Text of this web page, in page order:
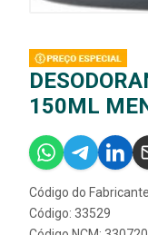
150ML
Código do
Código: 33529